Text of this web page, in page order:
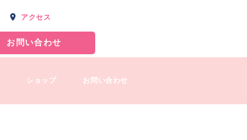
アクセス
お問い合わせ
ショップ お問い合わせ